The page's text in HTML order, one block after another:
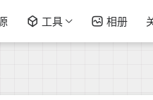
工具 相册